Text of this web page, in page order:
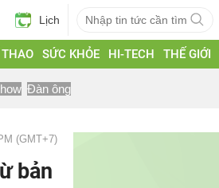
Lịch
SỨC KHỎE HI-TECH THẾ GIỚI
Đàn ông
(GMT+7)
bản